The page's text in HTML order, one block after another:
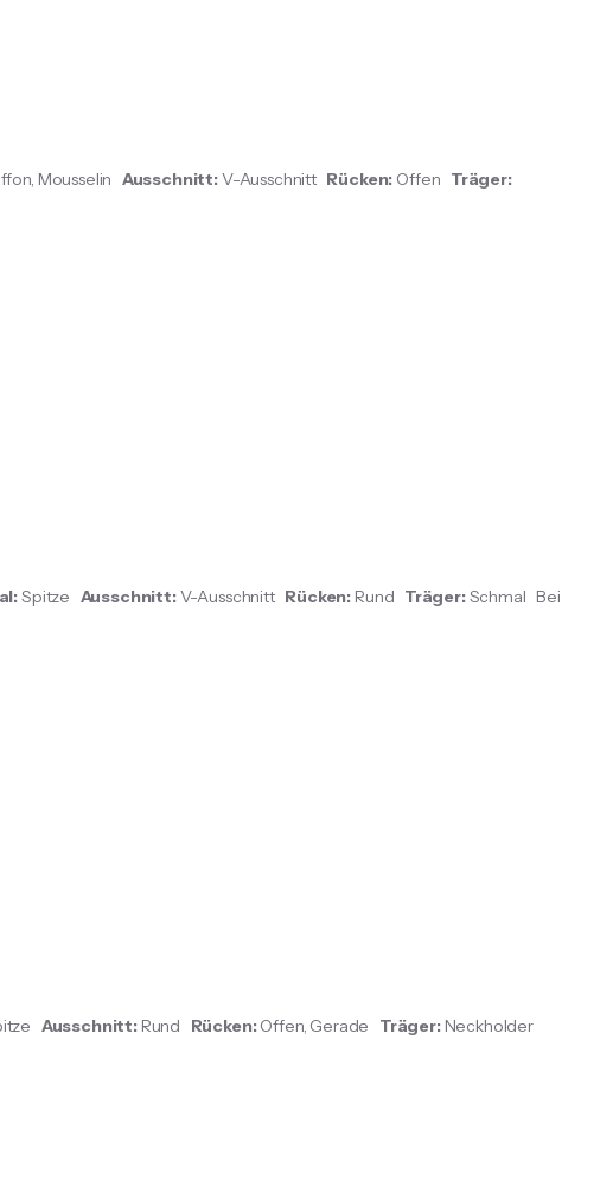
Mousselin Ausschnitt:V-Ausschnitt Rücken: Offen Träger:
Spitze Ausschnitt:V-Ausschnitt Rücken: Rund Träger:Schmal Bei
Ausschnitt: Rund Rücken:Offen, Gerade Träger: Neckholder